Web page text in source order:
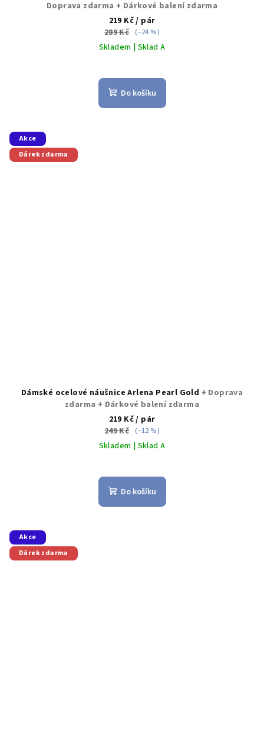
Doprava zdarma + Dárkové balení zdarma
219 Kč/ pár
289 Kč (–24 %)
Skladem | Sklad A
Do košíku
Akce
Dárek zdarma
Dámské ocelové náušnice Arlena Pearl Gold + Doprava
zdarma + Dárkové balení zdarma
219 Kč/ pár
249 Kč (–12 %)
Skladem | Sklad A
Do košíku
Akce
Dárek zdarma